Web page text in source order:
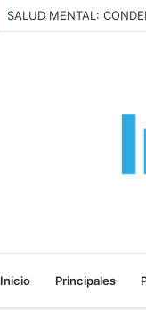
San Cayetano: Paz,
Inicio Principales